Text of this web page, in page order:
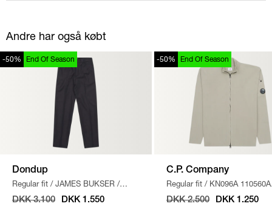
Andre har også købt
-50% End Of Season
Dondup
Regular fit / JAMES BUKSER /
MØRK DENIM
DKK 3.100 DKK 1.550
-50% End Of Season
C.P. Company
Regular fit / KN096A 110560A
STRIK / SAND
DKK 2.500 DKK 1.250